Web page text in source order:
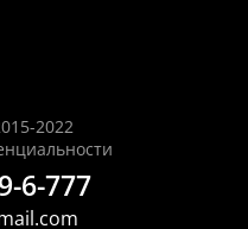
6-777
2022